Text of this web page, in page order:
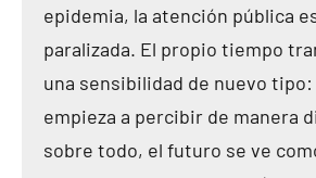
epidemia, la atención pública
paralizada. El propio tiempo
una sensibilidad de nuevo tipo:
empieza a percibir de manera
sobre todo, el futuro se ve